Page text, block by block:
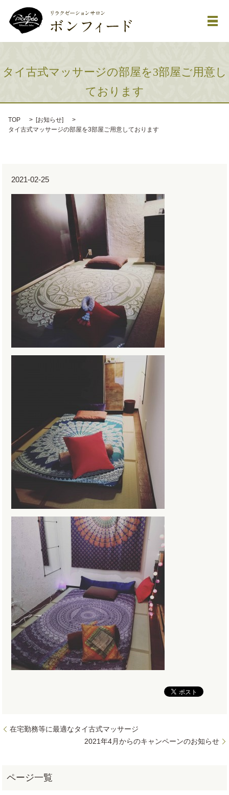
メ
タイ古式マッサージの部屋を3部屋ご用意し
ております
TOP [お知らせ]
タイ古式マッサージの部屋を3部屋ご用意しております
2021-02-25
在宅勤務等に最適なタイ古式マッサージ
2021年4月からのキャンペーンのお知らせ